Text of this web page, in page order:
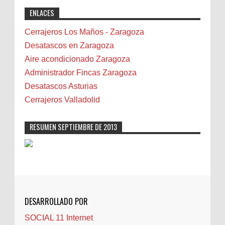
professional solutions. Highly recommended!"
Bicicletas
Bilbao
Biota
Camareta
Cáncer
Carmela Sauras
Carnavales
Castellón
Cerrajeros
Cocinas
Comentarios de la afición
ENLACES
Cerrajeros Los Maños - Zaragoza
Desatascos en Zaragoza
Aire acondicionado Zaragoza
Administrador Fincas Zaragoza
Desatascos Asturias
Cerrajeros Valladolid
RESUMEN SEPTIEMBRE DE 2013
DESARROLLADO POR
SOCIAL 11 Internet